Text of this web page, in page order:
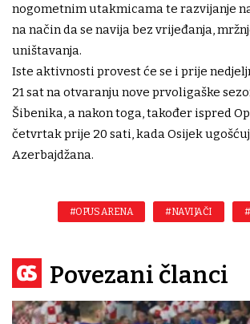
nogometnim utakmicama te razvijanje
na način da se navija bez vrijeđanja,
uništavanja.
Iste aktivnosti provest će se i prije
21 sat na otvaranju nove prvoligaške
Šibenika, a nakon toga, također ispred
četvrtak prije 20 sati, kada Osijek
Azerbajdžana.
#OPUS ARENA #NAVIJAČI
Povezani članci